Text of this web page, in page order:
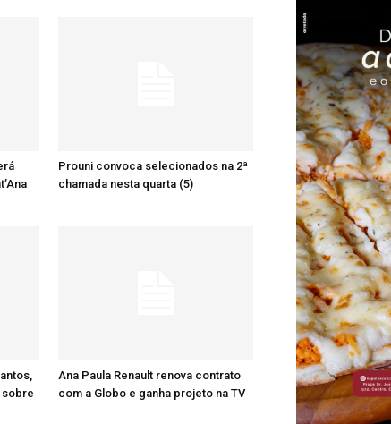
Prouni convoca selecionados na 2ª
chamada nesta quarta (5)
sobre
Ana Paula Renault renova contrato
com a Globo e ganha projeto na TV